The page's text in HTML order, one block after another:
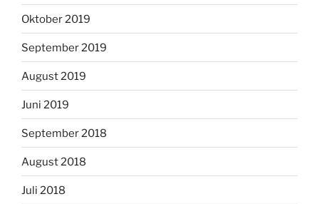
Oktober 2019
September 2019
August 2019
Juni 2019
September 2018
August 2018
Juli 2018